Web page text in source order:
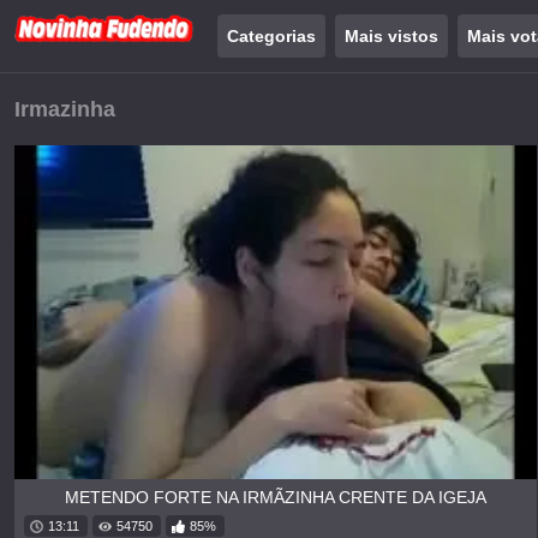
Categorias Mais vistos Mais
Irmazinha
METENDO FORTE NA IRMÃZINHA CRENTE DA IGEJA
13:11 54750 85%